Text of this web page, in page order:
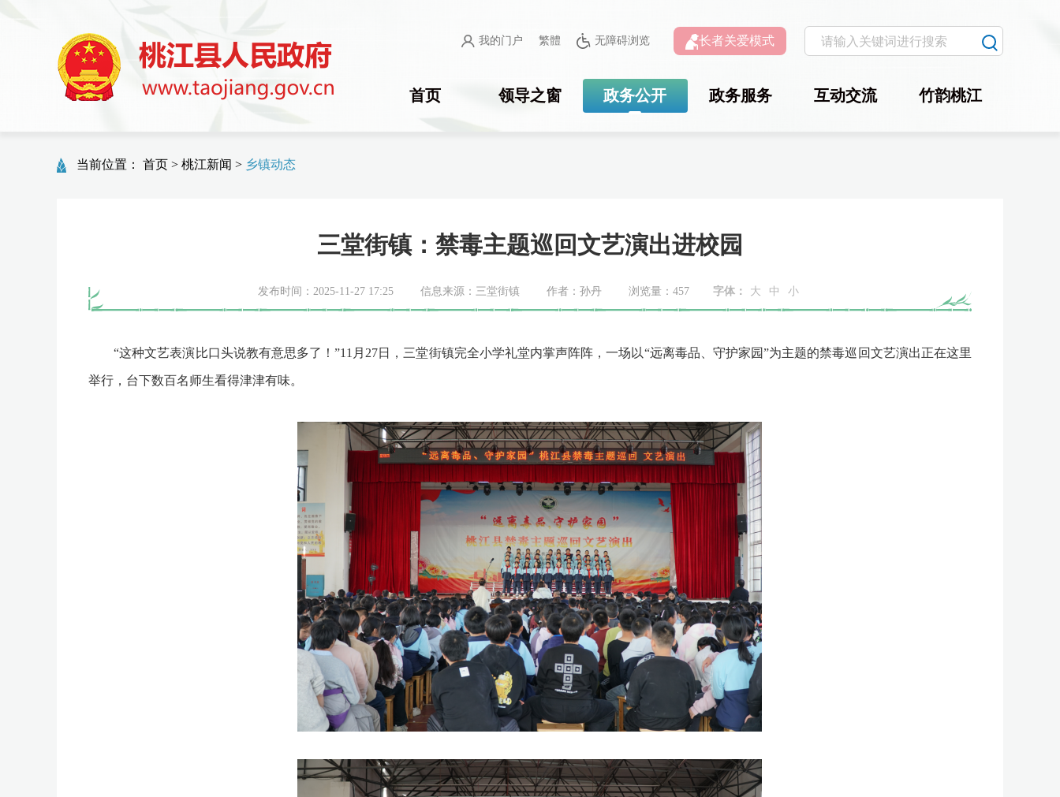
我的门户 繁體 无障碍浏览 长者关爱模式
首页 领导之窗 政务公开 政务服务 互动交流 竹韵桃江
当前位置： 首页 > 桃江新闻 > 乡镇动态
三堂街镇：禁毒主题巡回文艺演出进校园
发布时间：2025-11-27 17:25 信息来源：三堂街镇 作者：孙丹 浏览量： 457 字体： 大 中 小
“这种文艺表演比口头说教有意思多了！”11月27日，三堂街镇完全小学礼堂内掌声阵阵，一场以“远离毒品、守护家园”为主题的禁毒巡回文艺演出正在这里
举行，台下数百名师生看得津津有味。